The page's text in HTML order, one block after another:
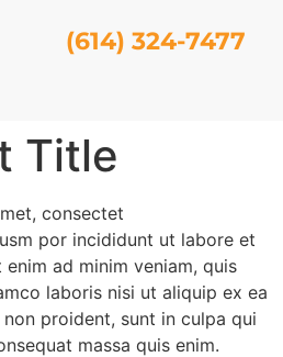
(614) 324-7477
Title
consectet
por incididunt ut labore et
ad minim veniam, quis
laboris nisi ut aliquip ex ea
proident, sunt in culpa qui
massa quis enim.